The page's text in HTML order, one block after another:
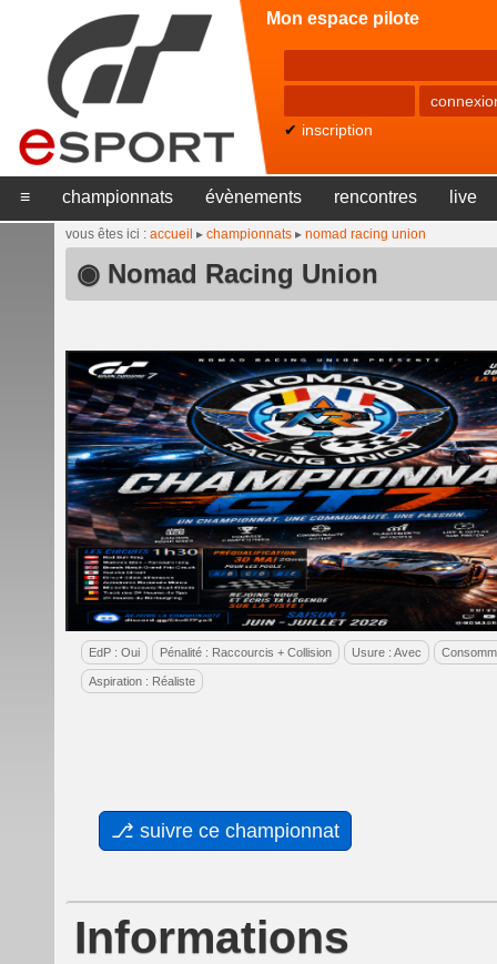
Mon espace pilote
✔ inscription
≡ championnats évènements rencontres live
vous êtes ici : accueil ▸ championnats ▸ nomad racing union
◉ Nomad Racing Union
EdP : Oui Pénalité : Raccourcis + Collision Usure : Avec
Aspiration : Réaliste
Informations